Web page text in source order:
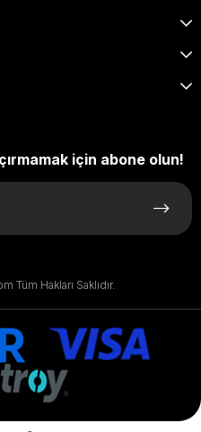
için abone olun!
Hakları Saklıdır.